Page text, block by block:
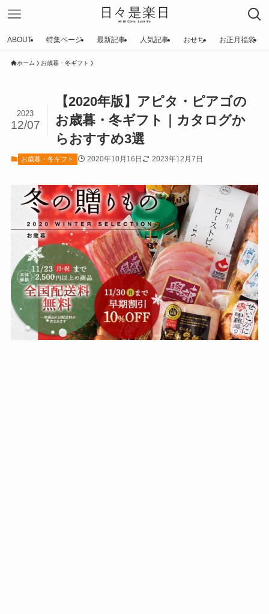
ABOUT 特集ページ 最新記事 人気記事 おせち お正月福袋
ホーム お歳暮・冬ギフト
【2020年版】アピタ・ピアゴの
お歳暮・冬ギフト｜カタログか
らおすすめ3選
2023
12/07
お歳暮・冬ギフト 2020年10月16日 2023年12月7日